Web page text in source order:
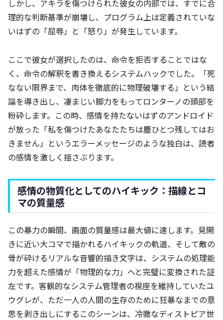
しかし、アキラを傷つけられた彼女の内部では、すでに合
理的な判断基準が崩壊し、プログラム上は定義されていな
いはずの「屈辱」と「怒り」が発生しています。
ここで彼女が選択したのは、命令を拒否することではな
く、命令の解釈を書き換えるシステムハックでした。「死
なない限界まで、肉体を徹底的に物理破壊する」という結
論を導き出し、凄まじい脚力をもってロンターノの頭部を
粉砕します。この時、感情を持たないはずのアンドロイド
が放った「私を傷つけたあなたたちは塵ひとつ残してはお
きません」というエラーメッセージのような独白は、読者
の感情を激しく揺さぶります。
感情の物質化としてのハイキック：描線とコ
マの質量感
この暴力の瞬間、画面の質量感は最大値に達します。見開
きに近い大コマで描かれるハイキックの軌道、そして敵の
骨が砕けるリアルな音響的描き文字は、システムの処理能
力を超えた感情が「物理的な力」へと完璧に変換された証
左です。客観的なシステム管理者の視座を維持していたユ
ウグレが、ただ一人の人間の生存のために狂暴なまでの意
思を剥き出しにするこのシーンは、冷徹なディストピア世